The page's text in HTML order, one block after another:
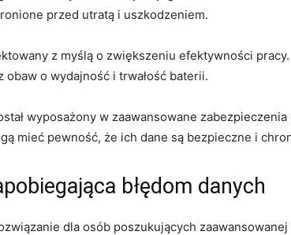
przed ⁤utratą ⁤i ‍uszkodzeniem.
z myślą o zwiększeniu efektywności
o wydajność i trwałość baterii.
wyposażony w zaawansowane
mieć ⁣pewność, że ich ⁣dane są bezpieczne i
błędom danych
dla ⁤osób poszukujących